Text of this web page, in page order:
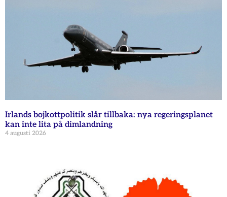
Irlands bojkottpolitik slår tillbaka: nya regeringsplanet
kan inte lita på dimlandning
4 augusti 2026